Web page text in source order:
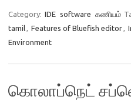
Category: IDE software கணியம்
tamil, Features of Bluefish editor,
Environment
கொலாப்நெட்